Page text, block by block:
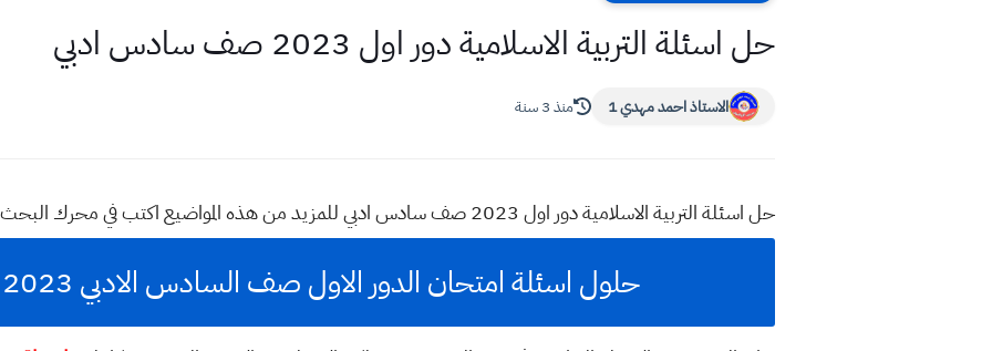
حل اسئلة التربية الاسلامية دور اول 2023 صف سادس ادبي
الاستاذ احمد مهدي 1 منذ 3 سنة
حل اسئلة التربية الاسلامية دور اول 2023 صف سادس ادبي للمزيد من هذه المواضيع اكتب في محرك البحث قوقل موقع استاذ احمد مهدي شلال
حلول اسئلة امتحان الدور الاول صف السادس الادبي 2023 مادة اسلامية